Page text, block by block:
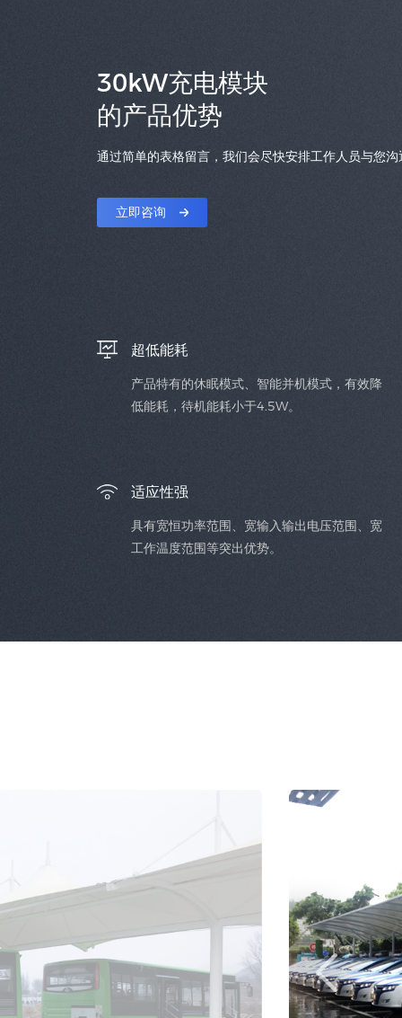
30kW充电模块
的产品优势
通过简单的表格留言，我们会尽快安排工作人员与您沟
立即咨询
超低能耗
产品特有的休眠模式、智能并机模式，有效降
低能耗，待机能耗小于4.5W。
适应性强
具有宽恒功率范围、宽输入输出电压范围、宽
工作温度范围等突出优势。